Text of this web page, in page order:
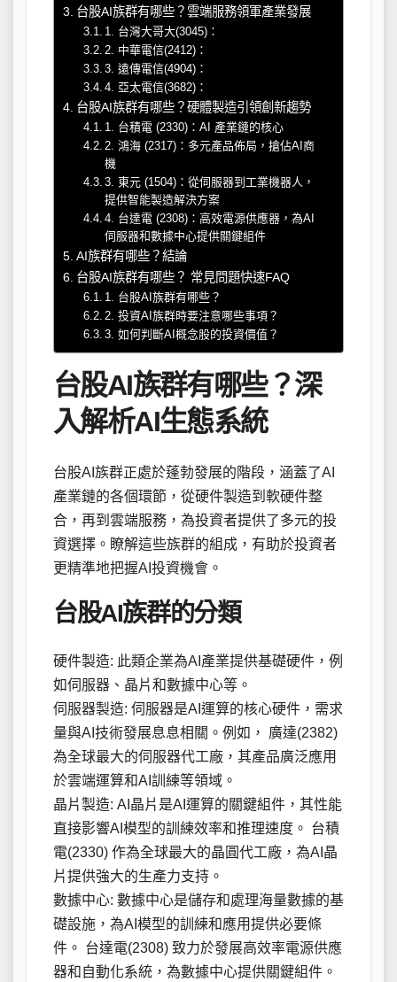
台股AI族群有哪些？雲端服務領軍產業發展
1. 台灣大哥大(3045)：
2. 中華電信(2412)：
3. 遠傳電信(4904)：
4. 亞太電信(3682)：
台股AI族群有哪些？硬體製造引領創新趨勢
1. 台積電 (2330)：AI 產業鏈的核心
2. 鴻海 (2317)：多元產品佈局，搶佔AI商
機
3. 東元 (1504)：從伺服器到工業機器人，
提供智能製造解決方案
4. 台達電 (2308)：高效電源供應器，為AI
伺服器和數據中心提供關鍵組件
AI族群有哪些？結論
台股AI族群有哪些？ 常見問題快速FAQ
1. 台股AI族群有哪些？
2. 投資AI族群時要注意哪些事項？
3. 如何判斷AI概念股的投資價值？
台股AI族群有哪些？深
入解析AI生態系統
台股AI族群正處於蓬勃發展的階段，涵蓋了AI
產業鏈的各個環節，從硬件製造到軟硬件整
合，再到雲端服務，為投資者提供了多元的投
資選擇。瞭解這些族群的組成，有助於投資者
更精準地把握AI投資機會。
台股AI族群的分類
硬件製造: 此類企業為AI產業提供基礎硬件，例
如伺服器、晶片和數據中心等。
伺服器製造: 伺服器是AI運算的核心硬件，需求
量與AI技術發展息息相關。例如， 廣達(2382)
為全球最大的伺服器代工廠，其產品廣泛應用
於雲端運算和AI訓練等領域。
晶片製造: AI晶片是AI運算的關鍵組件，其性能
直接影響AI模型的訓練效率和推理速度。 台積
電(2330) 作為全球最大的晶圓代工廠，為AI晶
片提供強大的生產力支持。
數據中心: 數據中心是儲存和處理海量數據的基
礎設施，為AI模型的訓練和應用提供必要條
件。 台達電(2308) 致力於發展高效率電源供應
器和自動化系統，為數據中心提供關鍵組件。